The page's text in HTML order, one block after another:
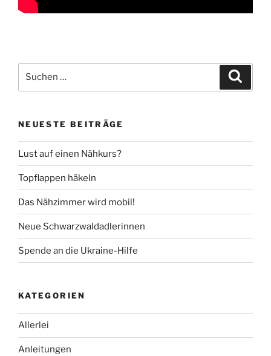
nach:
NEUESTE BEITRÄGE
Lust auf einen Nähkurs?
Topflappen häkeln
Das Nähzimmer wird mobil!
Neue Schwarzwaldadlerinnen
Spende an die Ukraine-Hilfe
KATEGORIEN
Allerlei
Anleitungen